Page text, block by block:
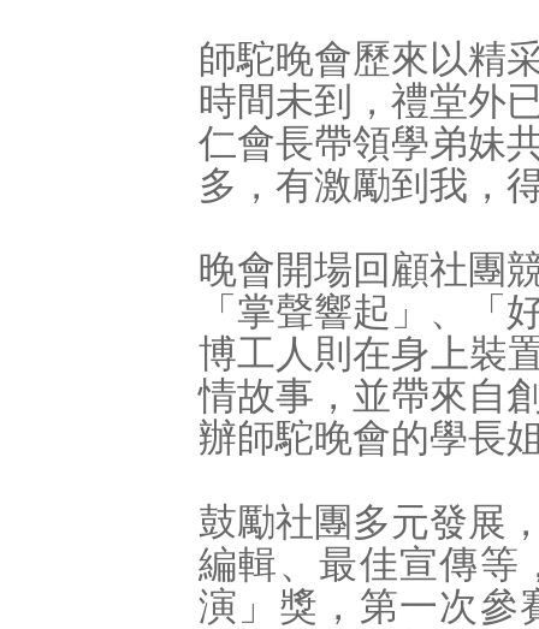
師駝晚會歷來以精
時間未到，禮堂外
仁會長帶領學弟妹
多，有激勵到我，
晚會開場回顧社團
「掌聲響起」、「
博工人則在身上裝
情故事，並帶來自
辦師駝晚會的學長
鼓勵社團多元發展
編輯、最佳宣傳等
演」獎，第一次參